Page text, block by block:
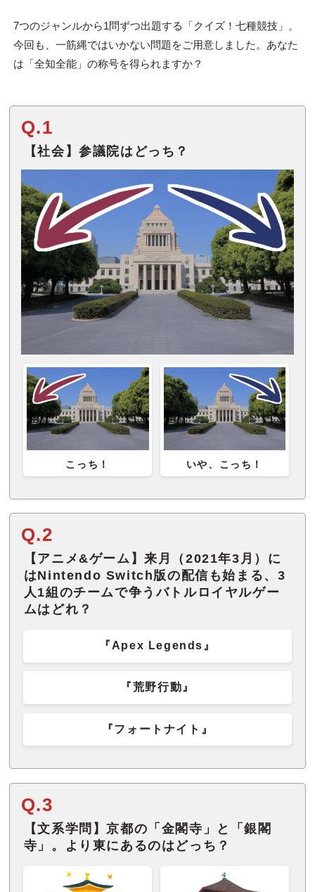
7つのジャンルから1問ずつ出題する「クイズ！七種競技」。
今回も、一筋縄ではいかない問題をご用意しました。あなた
は「全知全能」の称号を得られますか？
Q.1
【社会】参議院はどっち？
こっち！ いや、こっち！
Q.2
【アニメ&ゲーム】来月（2021年3月）に
はNintendo Switch版の配信も始まる、3
人1組のチームで争うバトルロイヤルゲー
ムはどれ？
『Apex Legends』
『荒野行動』
『フォートナイト』
Q.3
【文系学問】京都の「金閣寺」と「銀閣
寺」。より東にあるのはどっち？